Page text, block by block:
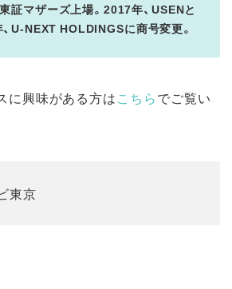
証マザーズ上場。2017年、USENと
U-NEXT HOLDINGSに商号変更。
に興味がある方はこちらでご覧い
東京